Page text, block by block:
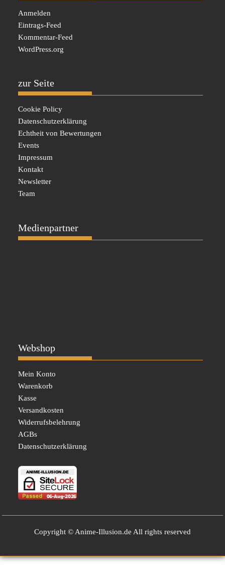
Anmelden
Eintrags-Feed
Kommentar-Feed
WordPress.org
zur Seite
Cookie Policy
Datenschutzerklärung
Echtheit von Bewertungen
Events
Impressum
Kontakt
Newsletter
Team
Medienpartner
Webshop
Mein Konto
Warenkorb
Kasse
Versandkosten
Widerrufsbelehrung
AGBs
Datenschutzerklärung
Copyright © Anime-Illusion.de All rights reserved